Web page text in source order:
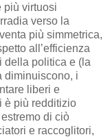
più virtuosi
verso la
più simmetrica,
all’efficienza
della politica e (la
diminuiscono, i
liberi e
è più redditizio
di ciò
e raccoglitori,